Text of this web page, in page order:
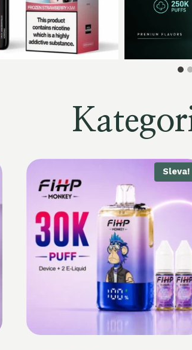
Sleva!